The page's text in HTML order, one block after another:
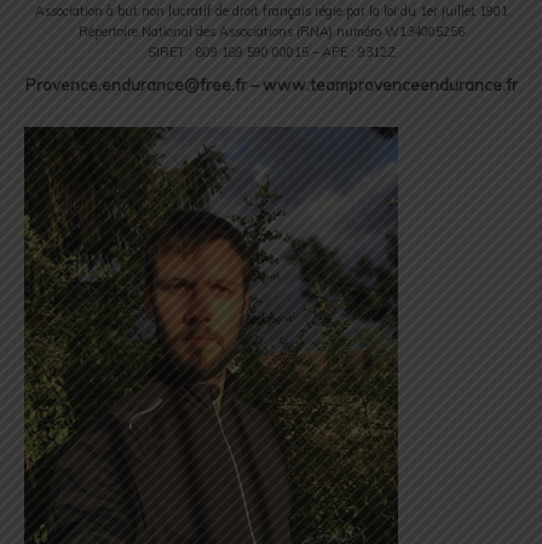
Association à but non lucratif de droit français régie par la loi du 1er juillet 1901
Répertoire National des Associations (RNA) numéro W134005256
SIRET : 809 189 590 00015 – APE : 9312Z
Provence.endurance@free.fr – www.teamprovenceendurance.fr